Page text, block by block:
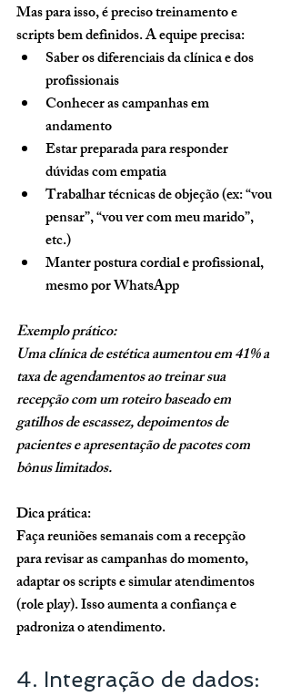
Mas para isso, é preciso treinamento e
scripts bem definidos. A equipe precisa:
Saber os diferenciais da clínica e dos
profissionais
Conhecer as campanhas em
andamento
Estar preparada para responder
dúvidas com empatia
Trabalhar técnicas de objeção (ex: “vou
pensar”, “vou ver com meu marido”,
etc.)
Manter postura cordial e profissional,
mesmo por WhatsApp
Exemplo prático:
Uma clínica de estética aumentou em 41% a
taxa de agendamentos ao treinar sua
recepção com um roteiro baseado em
gatilhos de escassez, depoimentos de
pacientes e apresentação de pacotes com
bônus limitados.
Dica prática:
Faça reuniões semanais com a recepção
para revisar as campanhas do momento,
adaptar os scripts e simular atendimentos
(role play). Isso aumenta a confiança e
padroniza o atendimento.
4. Integração de dados: